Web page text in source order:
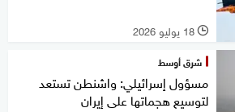
l 18 يوليو 2026
شرق أوسط
مسؤول إسرائيلي: واشنطن تستعد
لتوسيع هجماتها على إيران